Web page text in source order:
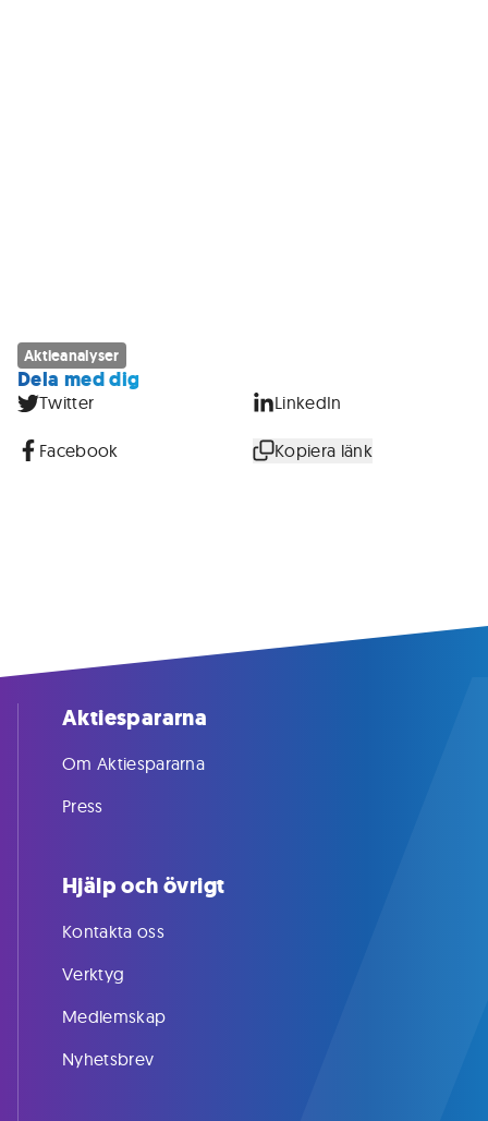
Aktieanalyser
Dela med dig
Twitter LinkedIn
Facebook Kopiera länk
Aktiespararna
Om Aktiespararna
Press
Hjälp och övrigt
Kontakta oss
Verktyg
Medlemskap
Nyhetsbrev